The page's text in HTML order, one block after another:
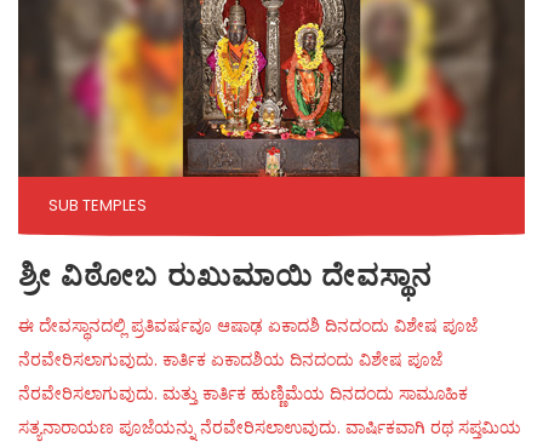
SUB TEMPLES
ಶ್ರೀ ವಿಠೋಬ ರುಖುಮಾಯಿ ದೇವಸ್ಥಾನ
ಈ ದೇವಸ್ಥಾನದಲ್ಲಿ ಪ್ರತಿವರ್ಷವೂ ಆಷಾಢ ಏಕಾದಶಿ ದಿನದಂದು ವಿಶೇಷ ಪೂಜೆ
ನೆರವೇರಿಸಲಾಗುವುದು. ಕಾರ್ತಿಕ ಏಕಾದಶಿಯ ದಿನದಂದು ವಿಶೇಷ ಪೂಜೆ
ನೆರವೇರಿಸಲಾಗುವುದು. ಮತ್ತು ಕಾರ್ತಿಕ ಹುಣ್ಣಿಮೆಯ ದಿನದಂದು ಸಾಮೂಹಿಕ
ಸತ್ಯನಾರಾಯಣ ಪೂಜೆಯನ್ನು ನೆರವೇರಿಸಲಾಉವುದು. ವಾರ್ಷಿಕವಾಗಿ ರಥ ಸಪ್ತಮಿಯ